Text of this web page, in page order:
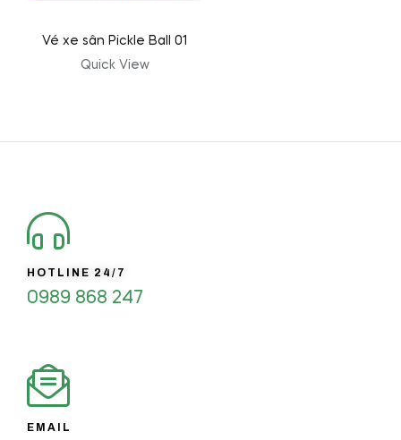
Vé xe sân Pickle Ball 01
Quick View
HOTLINE 24/7
0989 868 247
EMAIL